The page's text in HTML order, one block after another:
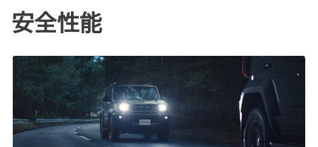
安全性能